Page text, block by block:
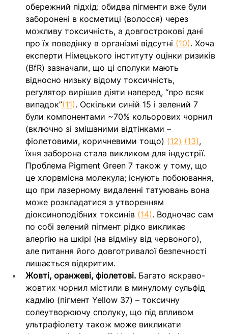
обережний підхід: обидва пігменти вже були
заборонені в косметиці (волосся) через
можливу токсичність, а довгострокові дані
про їх поведінку в організмі відсутні (10). Хоча
експерти Німецького інституту оцінки ризиків
(BfR) зазначали, що ці сполуки мають
відносно низьку відому токсичність,
регулятор вирішив діяти наперед, “про всяк
випадок”(11). Оскільки синій 15 і зелений 7
були компонентами ~70% кольорових чорнил
(включно зі змішаними відтінками –
фіолетовими, коричневими тощо) (12) (13),
їхня заборона стала викликом для індустрії.
Проблема Pigment Green 7 також у тому, що
це хлорвмісна молекула; існують побоювання,
що при лазерному видаленні татуювань вона
може розкладатися з утворенням
діоксиноподібних токсинів (14). Водночас сам
по собі зелений пігмент рідко викликає
алергію на шкірі (на відміну від червоного),
але питання його довготривалої безпечності
лишається відкритим.
Жовті, оранжеві, фіолетові. Багато яскраво-
жовтих чорнил містили в минулому сульфід
кадмію (пігмент Yellow 37) – токсичну
солеутворюючу сполуку, що під впливом
ультрафіолету також може викликати